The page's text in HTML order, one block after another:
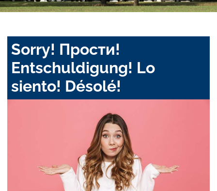
Sorry! Прости!
Entschuldigung! Lo
siento! Désolé!